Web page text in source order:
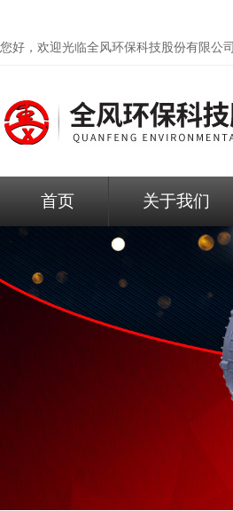
您好，欢迎光临全风环保科技股份有限公司
首页 关于我们